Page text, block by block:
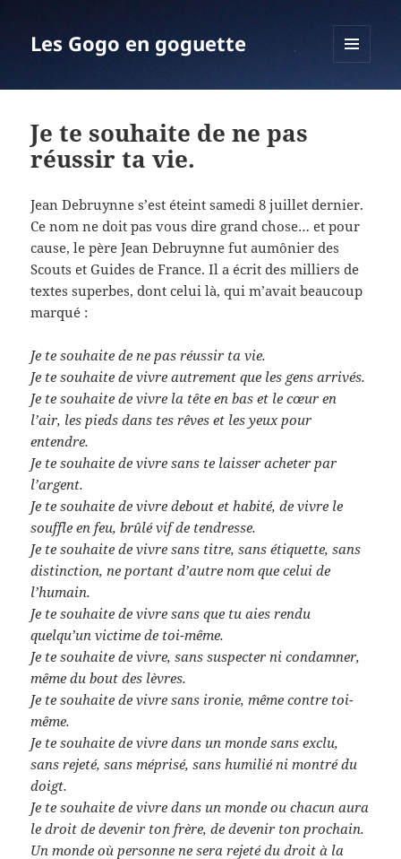
Les Gogo en goguette
Je te souhaite de ne pas
réussir ta vie.
Jean Debruynne s’est éteint samedi 8 juillet dernier.
Ce nom ne doit pas vous dire grand chose… et pour
cause, le père Jean Debruynne fut aumônier des
Scouts et Guides de France. Il a écrit des milliers de
textes superbes, dont celui là, qui m’avait beaucoup
marqué :
Je te souhaite de ne pas réussir ta vie.
Je te souhaite de vivre autrement que les gens arrivés.
Je te souhaite de vivre la tête en bas et le cœur en
l’air, les pieds dans tes rêves et les yeux pour
entendre.
Je te souhaite de vivre sans te laisser acheter par
l’argent.
Je te souhaite de vivre debout et habité, de vivre le
souffle en feu, brûlé vif de tendresse.
Je te souhaite de vivre sans titre, sans étiquette, sans
distinction, ne portant d’autre nom que celui de
l’humain.
Je te souhaite de vivre sans que tu aies rendu
quelqu’un victime de toi-même.
Je te souhaite de vivre, sans suspecter ni condamner,
même du bout des lèvres.
Je te souhaite de vivre sans ironie, même contre toi-
même.
Je te souhaite de vivre dans un monde sans exclu,
sans rejeté, sans méprisé, sans humilié ni montré du
doigt.
Je te souhaite de vivre dans un monde ou chacun aura
le droit de devenir ton frère, de devenir ton prochain.
Un monde où personne ne sera rejeté du droit à la